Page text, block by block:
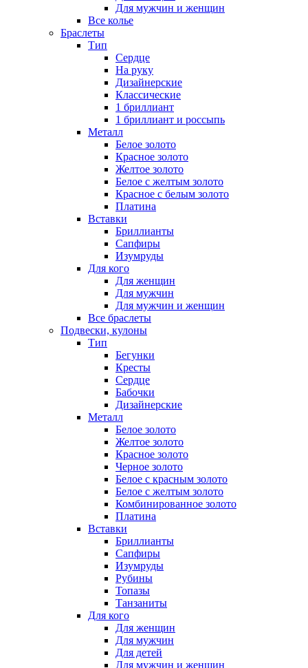
Для мужчин и женщин
Все колье
Браслеты
Тип
Сердце
На руку
Дизайнерские
Классические
1 бриллиант
1 бриллиант и россыпь
Металл
Белое золото
Красное золото
Желтое золото
Белое с желтым золото
Красное с белым золото
Платина
Вставки
Бриллианты
Сапфиры
Изумруды
Для кого
Для женщин
Для мужчин
Для мужчин и женщин
Все браслеты
Подвески, кулоны
Тип
Бегунки
Кресты
Сердце
Бабочки
Дизайнерские
Металл
Белое золото
Желтое золото
Красное золото
Черное золото
Белое с красным золото
Белое с желтым золото
Комбинированное золото
Платина
Вставки
Бриллианты
Сапфиры
Изумруды
Рубины
Топазы
Танзаниты
Для кого
Для женщин
Для мужчин
Для детей
Для мужчин и женщин